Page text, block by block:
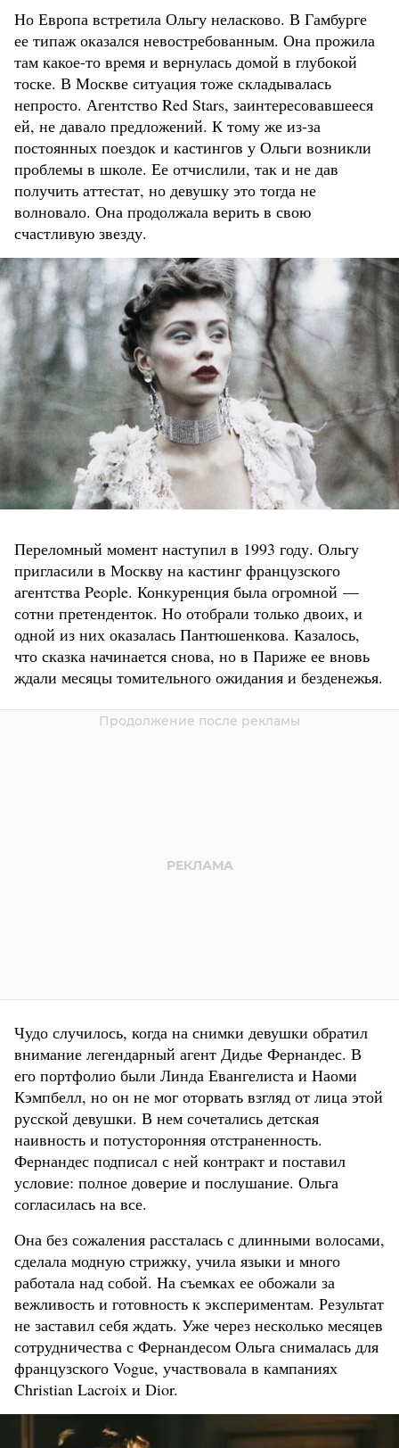
Но Европа встретила Ольгу неласково. В Гамбурге
ее типаж оказался невостребованным. Она прожила
там какое-то время и вернулась домой в глубокой
тоске. В Москве ситуация тоже складывалась
непросто. Агентство Red Stars, заинтересовавшееся
ей, не давало предложений. К тому же из-за
постоянных поездок и кастингов у Ольги возникли
проблемы в школе. Ее отчислили, так и не дав
получить аттестат, но девушку это тогда не
волновало. Она продолжала верить в свою
счастливую звезду.
Переломный момент наступил в 1993 году. Ольгу
пригласили в Москву на кастинг французского
агентства People. Конкуренция была огромной —
сотни претенденток. Но отобрали только двоих, и
одной из них оказалась Пантюшенкова. Казалось,
что сказка начинается снова, но в Париже ее вновь
ждали месяцы томительного ожидания и безденежья.
Чудо случилось, когда на снимки девушки обратил
внимание легендарный агент Дидье Фернандес. В
его портфолио были Линда Евангелиста и Наоми
Кэмпбелл, но он не мог оторвать взгляд от лица этой
русской девушки. В нем сочетались детская
наивность и потусторонняя отстраненность.
Фернандес подписал с ней контракт и поставил
условие: полное доверие и послушание. Ольга
согласилась на все.
Она без сожаления рассталась с длинными волосами,
сделала модную стрижку, учила языки и много
работала над собой. На съемках ее обожали за
вежливость и готовность к экспериментам. Результат
не заставил себя ждать. Уже через несколько месяцев
сотрудничества с Фернандесом Ольга снималась для
французского Vogue, участвовала в кампаниях
Christian Lacroix и Dior.